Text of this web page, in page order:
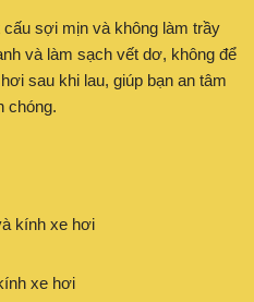
sợi mịn và không làm trầy
và làm sạch vết dơ, không để
sau khi lau, giúp bạn an tâm
chóng.
kính xe hơi
xe hơi